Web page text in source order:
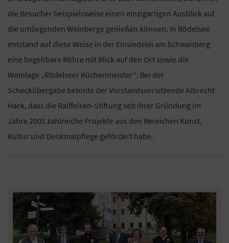
die Besucher beispielsweise einen einzigartigen Ausblick auf
die umliegenden Weinberge genießen können. In Rödelsee
entstand auf diese Weise in der Einsiedelei am Schwanberg
eine begehbare Röhre mit Blick auf den Ort sowie die
Weinlage „Rödelseer Küchenmeister“. Bei der
Scheckübergabe betonte der Vorstandsvorsitzende Albrecht
Hack, dass die Raiffeisen-Stiftung seit ihrer Gründung im
Jahre 2001 zahlreiche Projekte aus den Bereichen Kunst,
Kultur und Denkmalpflege gefördert habe.